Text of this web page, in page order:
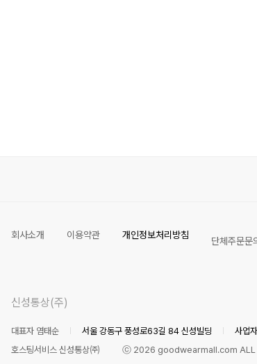
회사소개 이용약관 개인정보처리방침
단체주문문
신성통상(주)
대표자 염태순 서울 강동구 풍성로63길 84 신성빌딩 사업
호스팅서비스 신성통상㈜
ⓒ 2026 goodwearmall.com ALL